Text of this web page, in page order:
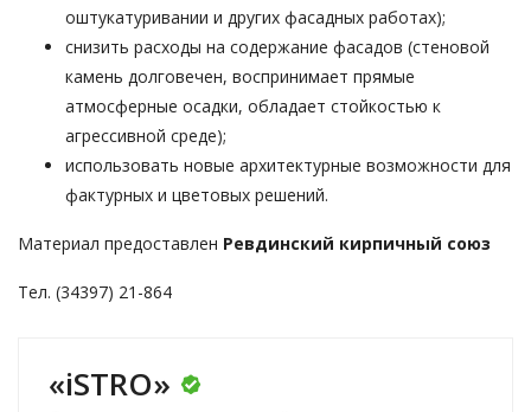
оштукатуривании и других фасадных работах);
снизить расходы на содержание фасадов (стеновой
камень долговечен, воспринимает прямые
атмосферные осадки, обладает стойкостью к
агрессивной среде);
использовать новые архитектурные возможности для
фактурных и цветовых решений.
Материал предоставлен Ревдинский кирпичный союз
Тел. (34397) 21-864
«iSTRO»